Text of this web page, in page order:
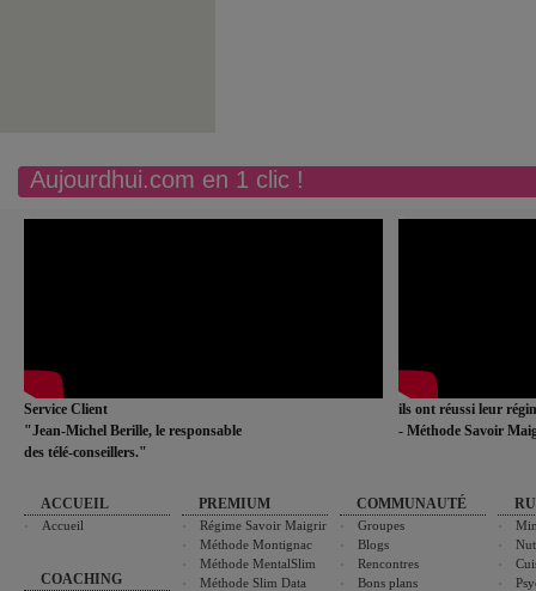
Aujourdhui.com en 1 clic !
Service Client
"Jean-Michel Berille, le responsable
des télé-conseillers."
ils ont réussi leur
- Méthode Savoir
ACCUEIL
Accueil
COACHING
PREMIUM
Régime Savoir Maigrir
Méthode Montignac
Méthode MentalSlim
Méthode Slim Data
COMMUNAUTÉ
Groupes
Blogs
Rencontres
Bons plans